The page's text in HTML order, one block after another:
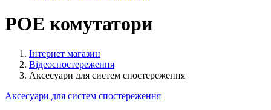
POE комутатори
Інтернет магазин
Відеоспостереження
Аксесуари для систем спостереження
Аксесуари для систем спостереження